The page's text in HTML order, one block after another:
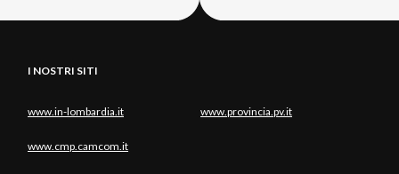
I NOSTRI SITI
www.in-lombardia.it www.provincia.pv.it
www.cmp.camcom.it